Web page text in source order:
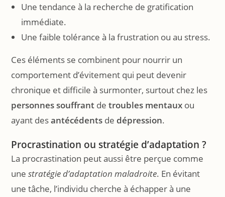
Une tendance à la recherche de gratification
immédiate.
Une faible tolérance à la frustration ou au stress.
Ces éléments se combinent pour nourrir un
comportement d’évitement qui peut devenir
chronique et difficile à surmonter, surtout chez les
personnes souffrant detroubles mentaux ou
ayant desantécédents de dépression.
Procrastination ou stratégie d’adaptation ?
La procrastination peut aussi être perçue comme
unestratégie d’adaptation maladroite. En évitant
une tâche, l’individu cherche à échapper à une